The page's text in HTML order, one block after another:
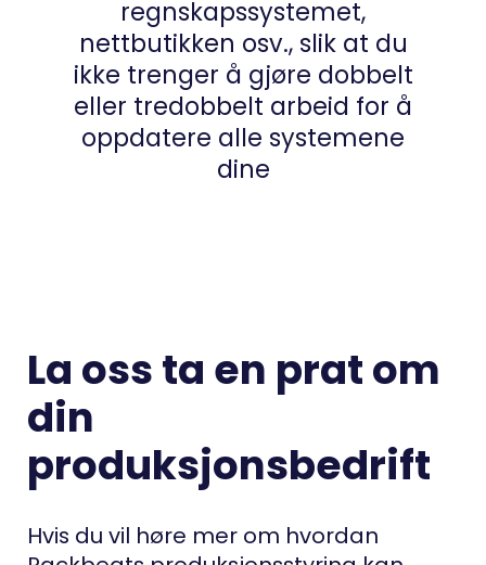
regnskapssystemet,
nettbutikken osv., slik at du
ikke trenger å gjøre dobbelt
eller tredobbelt arbeid for å
oppdatere alle systemene
dine
La oss ta en prat om
din
produksjonsbedrift
Hvis du vil høre mer om hvordan